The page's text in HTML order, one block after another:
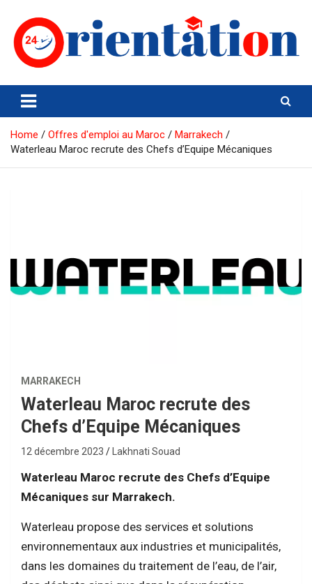
content
Orientation24
Emploi et Orientation au Maroc
Home Offres d'emploi au Maroc
Marrakech
Waterleau Maroc recrute des Chefs d’Equipe Mécaniques
MARRAKECH
Waterleau Maroc recrute des
Chefs d’Equipe Mécaniques
12 décembre 2023 Lakhnati Souad
Waterleau Maroc recrute des Chefs d’Equipe
Mécaniques sur Marrakech.
Waterleau propose des services et solutions
environnementaux aux industries et municipalités,
dans les domaines du traitement de l’eau, de l’air,